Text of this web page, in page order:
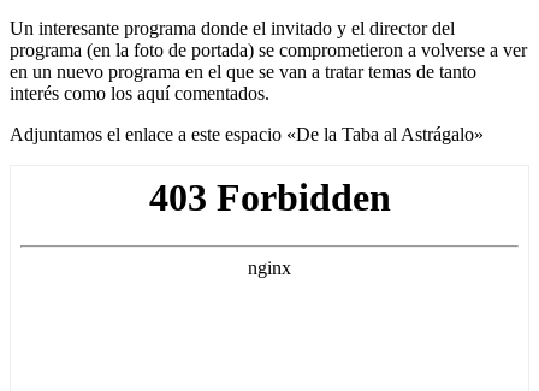
Un interesante programa donde el invitado y el director del
programa (en la foto de portada) se comprometieron a volverse a ver
en un nuevo programa en el que se van a tratar temas de tanto
interés como los aquí comentados.
Adjuntamos el enlace a este espacio «De la Taba al Astrágalo»